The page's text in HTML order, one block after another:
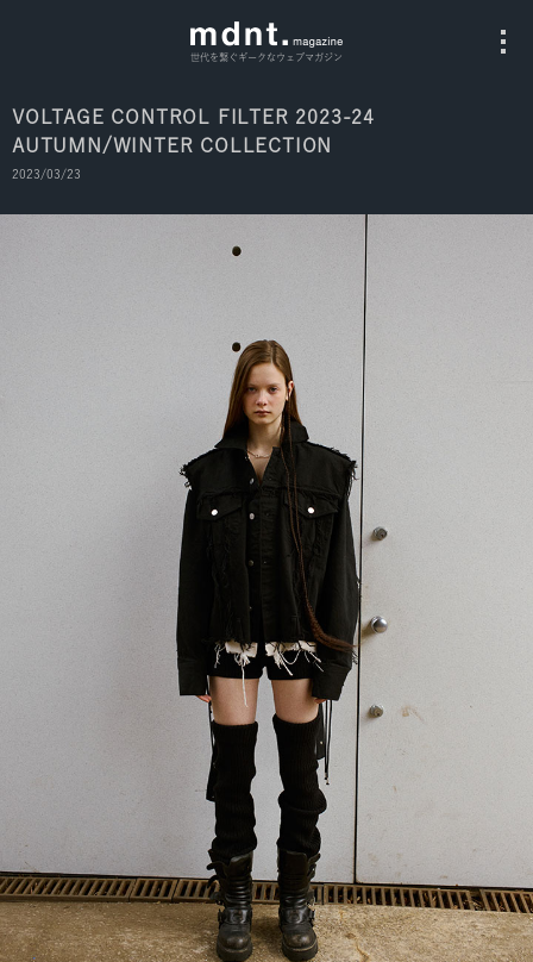
世代を繋ぐギークなウェブマガジン
All
Culture
Instagram
VOLTAGE CONTROL FILTER 2023-24
AUTUMN/WINTER COLLECTION
2023/03/23